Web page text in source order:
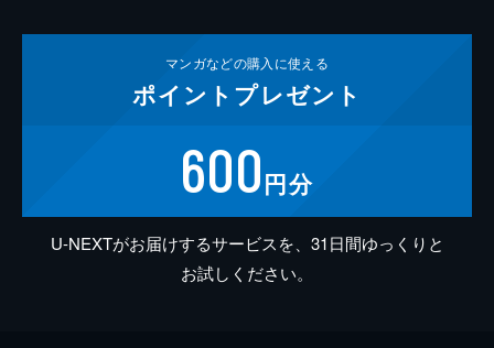
マンガなどの購入に使える
ポイント プレゼント
600円分
U-NEXTがお届けするサービスを、31日間ゆっくりと
お試しください。